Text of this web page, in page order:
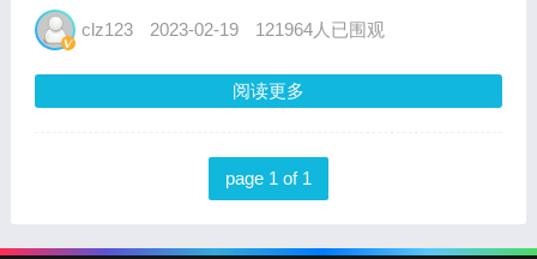
和居民消费交易模式发生转变，线上化、数字
为经济增长的拉动...
clz123 2023-02-19 121964人已围观
阅读更多
page 1 of 1